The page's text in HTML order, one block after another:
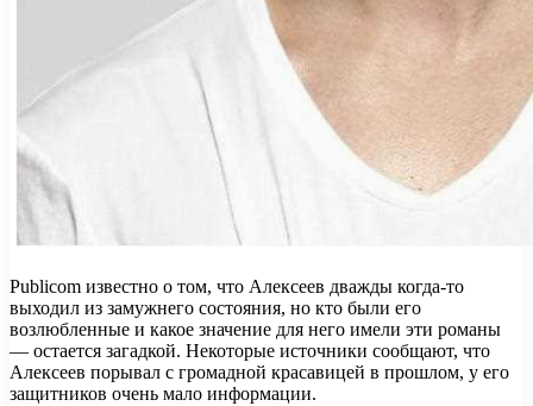
Publicom известно о том, что Алексеев дважды когда-то
выходил из замужнего состояния, но кто были его
возлюбленные и какое значение для него имели эти романы
— остается загадкой. Некоторые источники сообщают, что
Алексеев порывал с громадной красавицей в прошлом, у его
защитников очень мало информации.